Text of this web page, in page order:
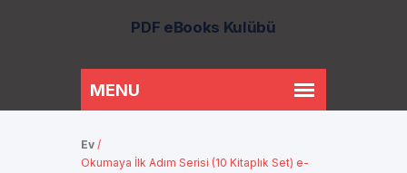
PDF eBooks Kulübü
Ev /
Okumaya İlk Adım Serisi (10 Kitaplık Set) e-